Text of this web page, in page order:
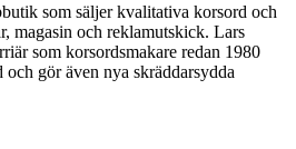
som säljer kvalitativa korsord och
magasin och reklamutskick. Lars
som korsordsmakare redan 1980
gör även nya skräddarsydda